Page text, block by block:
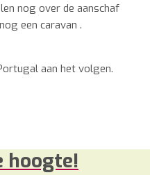
nog over de aanschaf
een caravan .
aan het volgen.
hoogte!